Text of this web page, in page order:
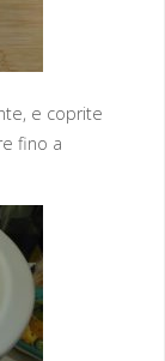
e coprite
fino a